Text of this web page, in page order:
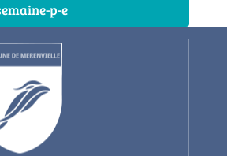
p-e